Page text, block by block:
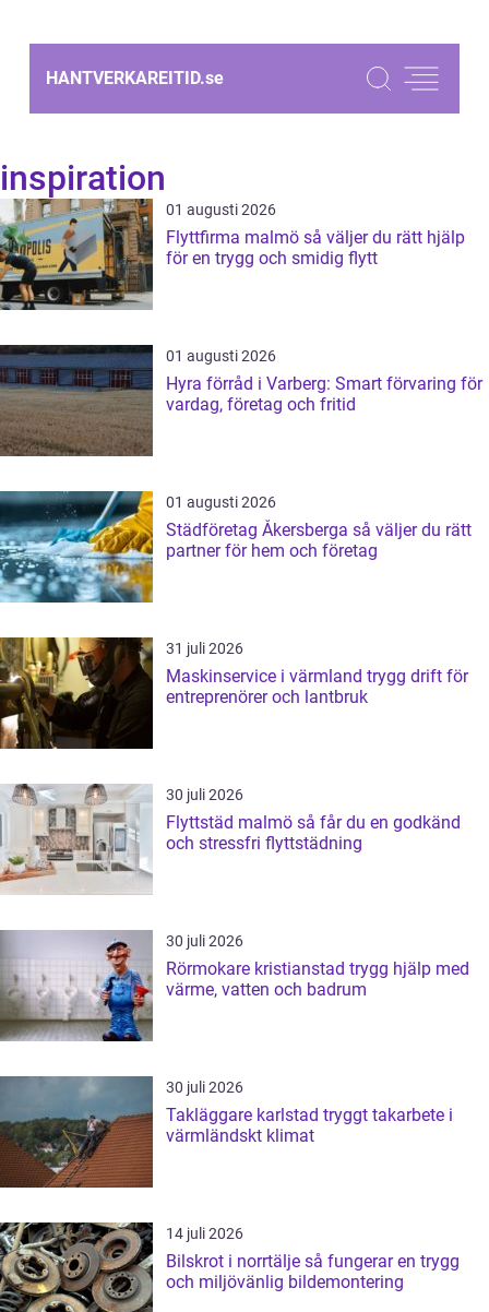
HANTVERKAREITID.se
inspiration
01 augusti 2026
Flyttfirma malmö så väljer du rätt hjälp
för en trygg och smidig flytt
01 augusti 2026
Hyra förråd i Varberg: Smart förvaring för
vardag, företag och fritid
01 augusti 2026
Städföretag Åkersberga så väljer du rätt
partner för hem och företag
31 juli 2026
Maskinservice i värmland trygg drift för
entreprenörer och lantbruk
30 juli 2026
Flyttstäd malmö så får du en godkänd
och stressfri flyttstädning
30 juli 2026
Rörmokare kristianstad trygg hjälp med
värme, vatten och badrum
30 juli 2026
Takläggare karlstad tryggt takarbete i
värmländskt klimat
14 juli 2026
Bilskrot i norrtälje så fungerar en trygg
och miljövänlig bildemontering